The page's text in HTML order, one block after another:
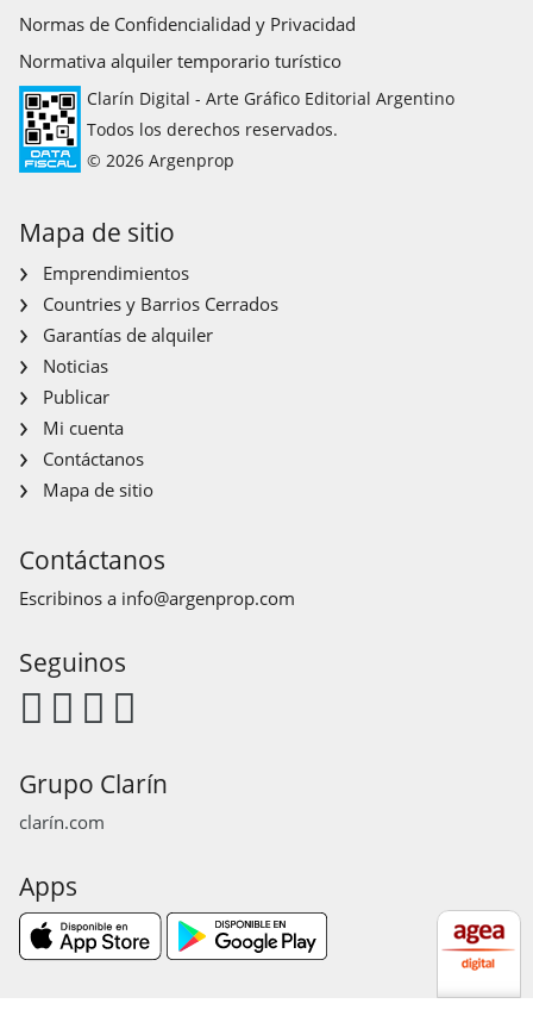
Normas de Confidencialidad y Privacidad
Normativa alquiler temporario turístico
Clarín Digital - Arte Gráfico Editorial Argentino
Todos los derechos reservados.
© 2026 Argenprop
Mapa de sitio
Emprendimientos
Countries y Barrios Cerrados
Garantías de alquiler
Noticias
Publicar
Mi cuenta
Contáctanos
Mapa de sitio
Contáctanos
Escribinos a info@argenprop.com
Seguinos
Grupo Clarín
clarín.com
Apps